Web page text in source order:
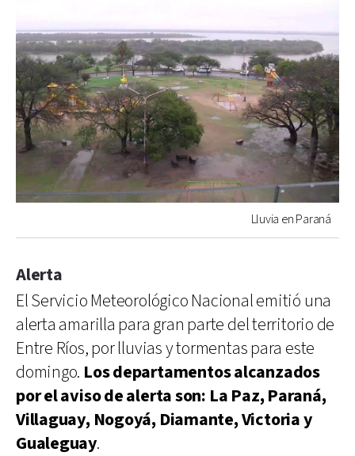
Lluvia en Paraná
Alerta
El Servicio Meteorológico Nacional emitió una
alerta amarilla para gran parte del territorio de
Entre Ríos, por lluvias y tormentas para este
domingo. Los departamentos alcanzados
por el aviso de alerta son: La Paz, Paraná,
Villaguay, Nogoyá, Diamante, Victoria y
Gualeguay.